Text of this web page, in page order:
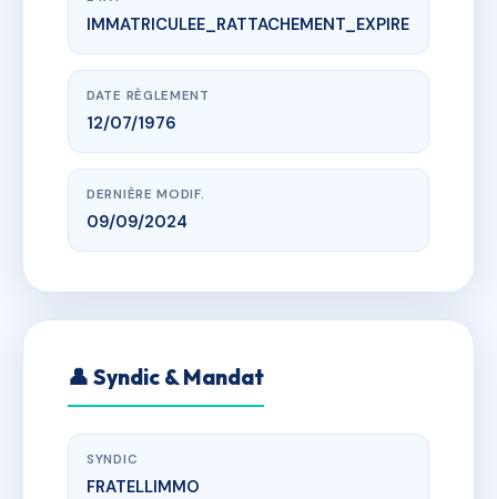
www.vme.plus/AB9889494
LES MAS DU LEVANT
av de la vigie, 83240 Cavalaire-sur-Mer
IMMATRICULEE_RATTACHEMENT_EXPIRE
DATE RÈGLEMENT
12/07/1976
DERNIÈRE MODIF.
09/09/2024
👤 Syndic & Mandat
SYNDIC
FRATELLIMMO